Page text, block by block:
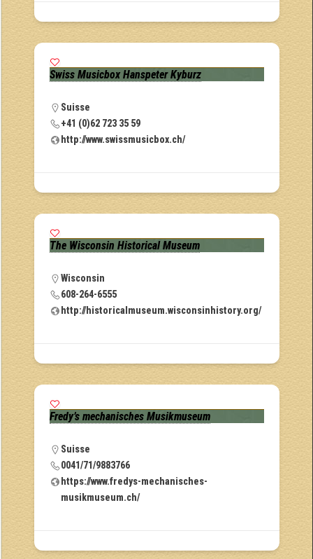
Swiss Musicbox Hanspeter Kyburz
Suisse
+41 (0)62 723 35 59
http://www.swissmusicbox.ch/
The Wisconsin Historical Museum
Wisconsin
608-264-6555
http://historicalmuseum.wisconsinhistory.org/
Fredy’s mechanisches Musikmuseum
Suisse
0041/71/9883766
https://www.fredys-mechanisches-
musikmuseum.ch/